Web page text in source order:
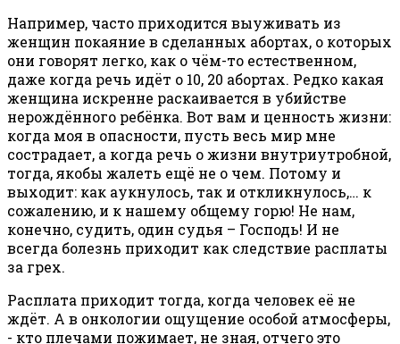
Например, часто приходится выуживать из
женщин покаяние в сделанных абортах, о которых
они говорят легко, как о чём-то естественном,
даже когда речь идёт о 10, 20 абортах. Редко какая
женщина искренне раскаивается в убийстве
нерождённого ребёнка. Вот вам и ценность жизни:
когда моя в опасности, пусть весь мир мне
сострадает, а когда речь о жизни внутриутробной,
тогда, якобы жалеть ещё не о чем. Потому и
выходит: как аукнулось, так и откликнулось,… к
сожалению, и к нашему общему горю! Не нам,
конечно, судить, один судья – Господь! И не
всегда болезнь приходит как следствие расплаты
за грех.
Расплата приходит тогда, когда человек её не
ждёт. А в онкологии ощущение особой атмосферы,
- кто плечами пожимает, не зная, отчего это